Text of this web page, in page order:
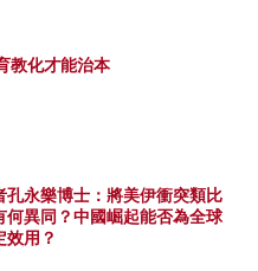
教化才能治本
孔永樂博士：將美伊衝突類比
何異同？中國崛起能否為全球
效用？